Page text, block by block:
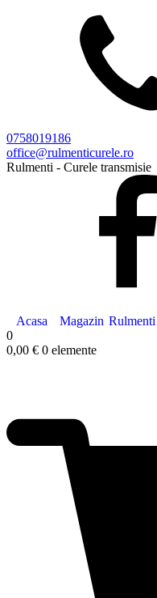
0758019186
office@rulmenticurele.ro
Rulmenti - Curele transmisie
Acasa Magazin Rulmenti
0
0,00 € 0 elemente